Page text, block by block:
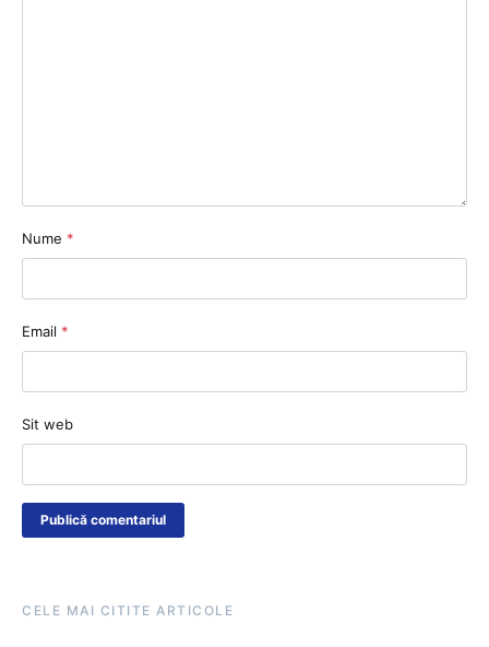
Nume *
Email *
Sit web
CELE MAI CITITE ARTICOLE